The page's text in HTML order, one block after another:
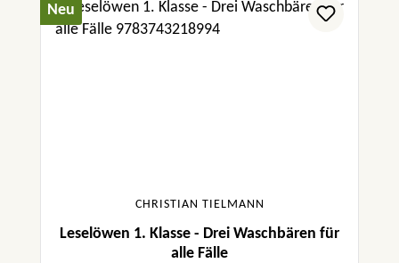
Neu
CHRISTIAN TIELMANN
Leselöwen 1. Klasse - Drei Waschbären für
alle Fälle